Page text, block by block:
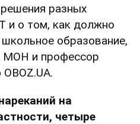
разных
и о том, как должно
образование,
МОН и профессор
на
четыре